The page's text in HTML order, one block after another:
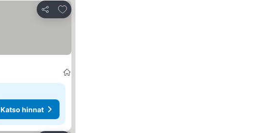
Jaa
Lisää suosikkeihin
Katso hinnat